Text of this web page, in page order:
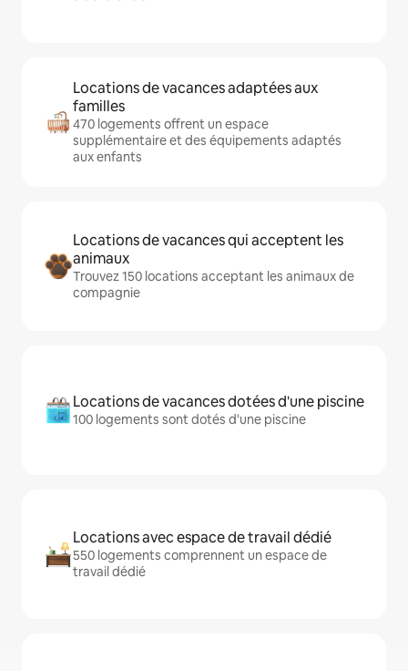
Locations de vacances adaptées aux
familles
470 logements offrent un espace
supplémentaire et des équipements adaptés
aux enfants
Locations de vacances qui acceptent les
animaux
Trouvez 150 locations acceptant les animaux de
compagnie
Locations de vacances dotées d'une piscine
100 logements sont dotés d'une piscine
Locations avec espace de travail dédié
550 logements comprennent un espace de
travail dédié